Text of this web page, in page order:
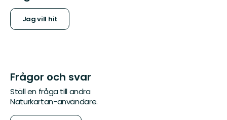
Jag vill hit
Frågor och svar
Ställ en fråga till andra
Naturkartan-användare.